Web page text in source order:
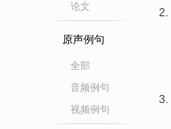
论文
原声例句
全部
音频例句
视频例句